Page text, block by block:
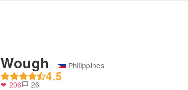
Wough Philippines
4.5
❤ 206chat_bubble 26